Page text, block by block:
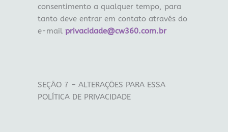
consentimento a qualquer tempo, para
tanto deve entrar em contato através do
e-mail privacidade@cw360.com.br
SEÇÃO 7 – ALTERAÇÕES PARA ESSA
POLÍTICA DE PRIVACIDADE